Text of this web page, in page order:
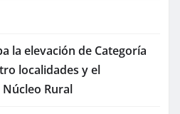
la elevación de Categoría
localidades y el
Rural